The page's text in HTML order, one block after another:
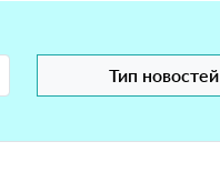
Тип новостей